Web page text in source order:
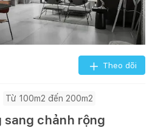
Theo dõi
Từ 100m2 đến 200m2
sang chảnh rộng